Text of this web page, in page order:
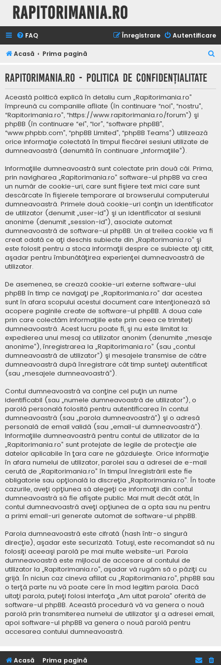
Rapitorimania.ro
FAQ Autentificare
Înregistrare
Acasă Prima pagină
t
Rapitorimania.ro - Politica de confidenţialitate
Această politică explică în detaliu cum „Rapitorimania.ro”
împreună cu companiile afliate (în continuare “noi”, “nostru”,
“Rapitorimania.ro”, “https://www.rapitorimania.ro/forum”) şi
phpBB (în continuare “ei”, “lor”, “software phpBB”,
“www.phpbb.com”, “phpBB Limited”, “phpBB Teams”) utilizează
orice informaţie colectată în timpul fiecărei sesiuni utilizate de
dumneavoastră (denumită în continuare „informaţiile”).
Informaţiile dumneavoastră sunt colectate prin două căi. Prima,
prin navigharea „Rapitorimania.ro” software-ul phpBB va crea
un număr de cookie-uri, care sunt fişiere text mici care sunt
descărcate în fişierele temporare al browserului computerului
dumneavoastră. Primele două cookie-uri conţin un identificator
de utilizator (denumit „user-id”) şi un identificator al sesiunii
anonime (denumit „session-id”), asociate automat
dumneavoastră de software-ul phpBB. Un al treilea cookie va fi
creat odată ce aţi deschis subiecte din „Rapitorimania.ro” şi
este folosit pentru a stoca informaţii despre ce subiecte aţi citit,
aşadar pentru îmbunătăţirea experienţei dumneavoastră de
utilizator.
De asemenea, se crează cookie-uri externe software-ului
phpBB în timp ce navigaţi pe „Rapitorimania.ro” dar acestea
sunt în afara scopului acestui document care intenţionează să
acopere paginile create de software-ul phpBB. A doua cale
prin care colectăm informaţiile este prin ceea ce trimiteţi
dumneavoastră. Acest lucru poate fi, şi nu este limitat la:
expedierea unui mesaj ca utilizator anonim (denumite „mesaje
anonime”), înregistrarea la „Rapitorimania.ro” (sau „contul
dumneavoastră de utilizator”) şi mesajele transmise de către
dumneavoastră după înregistrare cât timp sunteţi autentificat
(sau „mesajele dumneavoastră”).
Contul dumneavoastră va conţine cel puţin un nume
identificabil (sau „numele dumneavoastră de utilizator”), o
parolă personală folosită pentru autentificarea în contul
dumneavoastră (sau „parola dumneavoastră”) şi o adresă
personală de email validă (sau „email-ul dumneavoastră”).
Informaţiile dumneavoastră pentru contul de utilizator de la
„Rapitorimania.ro” sunt protejate de legile de protecţie ale
datelor aplicabile în ţara care ne găzduieşte. Orice informaţie
în afara numelui de utilizator, parolei sau a adresei de e-mail
cerută de „Rapitorimania.ro” în timpul înregistrării este fie
obligatorie sau opţională la discreţia „Rapitorimania.ro”. În toate
cazurile, aveţi opţiunea să alegeţi ce informaţii din contul
dumneavoastră să fie afişate public. Mai mult decât atât, în
contul dumneavoastră aveţi opţiunea de a opta sau nu pentru
a primi email-uri generate automat de software-ul phpBB.
Parola dumneavoastră este cifrată (hash într-o singură
direcţie), aşadar este securizată. Totuşi, este recomandat să nu
folosiţi aceeaşi parolă pe mai multe website-uri. Parola
dumneavoastră este mijlocul de accesare al contului de
utilizator la „Rapitorimania.ro”, aşadar vă rugăm să o păziţi cu
grijă. În niciun caz cineva afiliat cu „Rapitorimania.ro”, phpBB sau
o terţă parte nu vă poate cere în mod legitim parola. Dacă
uitaţi parola, puteţi folosi interfaţa „Am uitat parola” oferită de
software-ul phpBB. Această procedură vă va genera o nouă
parolă prin transmiterea numelui de utilizator şi a adresei email,
apoi software-ul phpBB va genera o nouă parolă pentru
accesarea contului dumneavoastră.
Acasă Prima pagină